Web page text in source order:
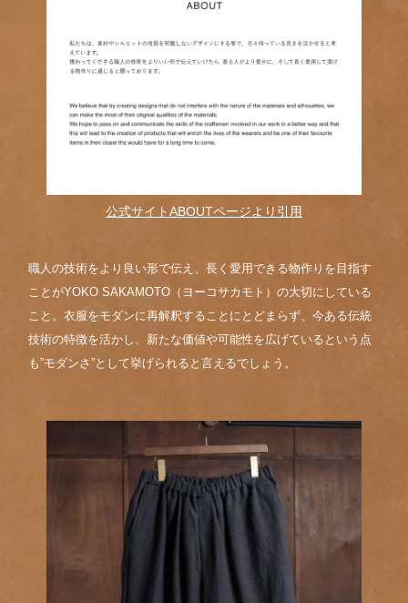
公式サイトABOUTページより引用
職人の技術をより良い形で伝え、長く愛用できる物作りを目指す
ことがYOKO SAKAMOTO（ヨーコサカモト）の大切にしている
こと。衣服をモダンに再解釈することにとどまらず、今ある伝統
技術の特徴を活かし、新たな価値や可能性を広げているという点
も”モダンさ”として挙げられると言えるでしょう。